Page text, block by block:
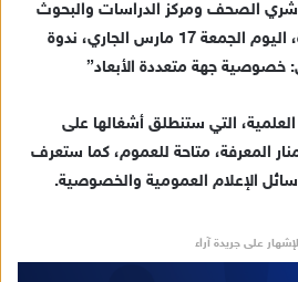
الصحف ومركز الدراسات والبحوث
الإنسانية والإجتماعية بوجدة، اليوم الجمعة 17 مارس الجاري، ندوة
جهة متعددة الأبعاد”
العلمية، التي ستنطلق أشغالها على
المركز منار المعرفة، متاحة للعموم، كما ستعرف
الإعلام العمومية والخصوصية.
على جريدة آراء